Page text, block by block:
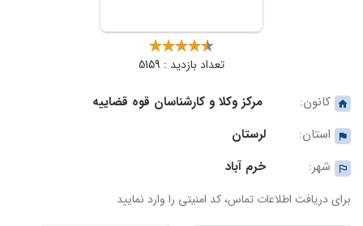
تعداد بازدید : 5159
کانون:
مرکز وکلا و کارشناسان قوه قضاییه
استان:
لرستان
شهر:
خرم آباد
برای دریافت اطلاعات تماس، کد امنیتی را وارد نمایید